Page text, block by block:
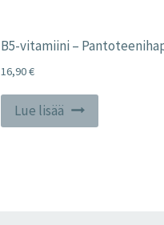
B5-vitamiini –
16,90€
Lue lisää